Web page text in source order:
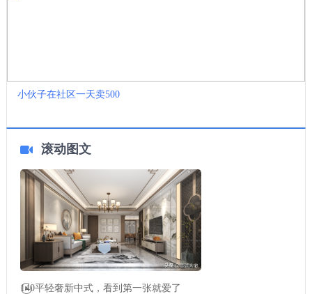
小伙子在社区一天卖500
滚动图文
140平轻奢新中式，看到第一张就爱了